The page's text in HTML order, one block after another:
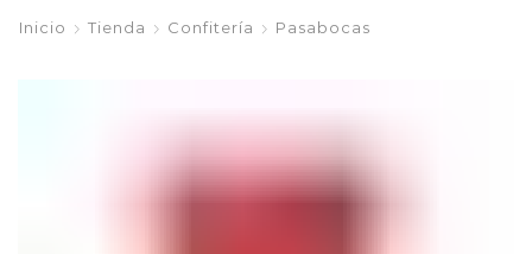
Inicio Tienda Confitería Pasabocas